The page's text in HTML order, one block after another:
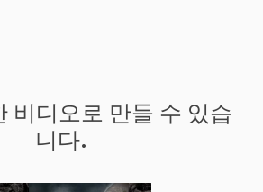
비디오로 만들 수 있습
니다.